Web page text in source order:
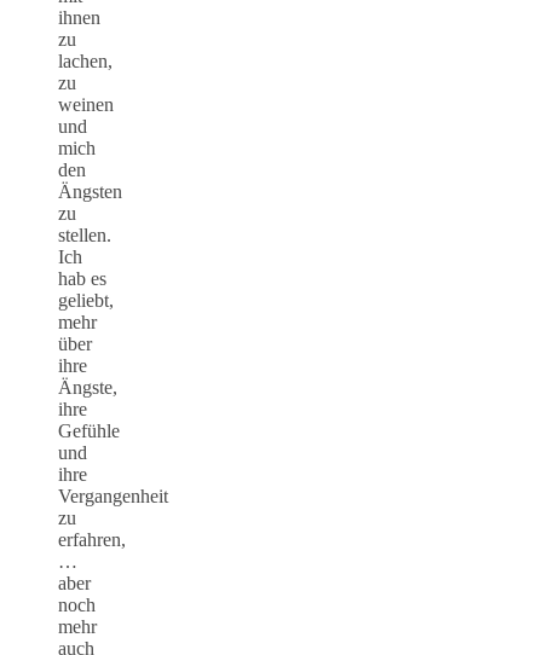
ihnen
zu
lachen,
zu
weinen
und
mich
den
Ängsten
zu
stellen.
Ich
hab es
geliebt,
mehr
über
ihre
Ängste,
ihre
Gefühle
und
ihre
Vergangenheit
zu
erfahren,
…
aber
noch
mehr
auch